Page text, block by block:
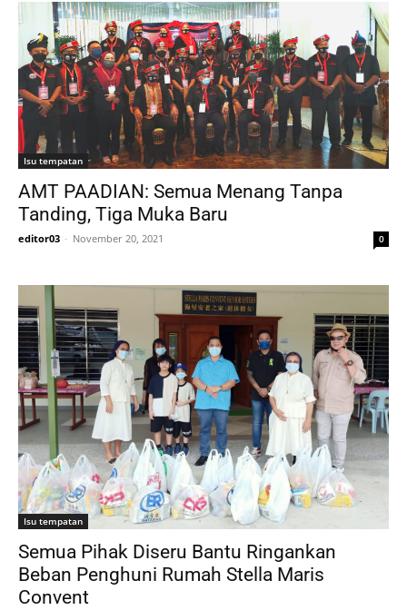
Isu tempatan
AMT PAADIAN: Semua Menang Tanpa
Tanding, Tiga Muka Baru
editor03 - November 20, 2021 0
Isu tempatan
Semua Pihak Diseru Bantu Ringankan
Beban Penghuni Rumah Stella Maris
Convent